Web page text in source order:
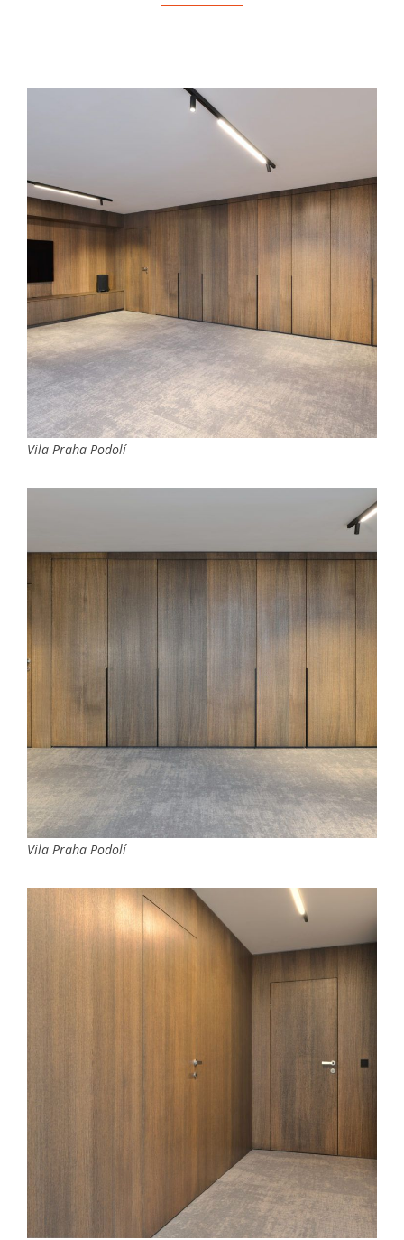
Vila Praha Podolí
Vila Praha Podolí